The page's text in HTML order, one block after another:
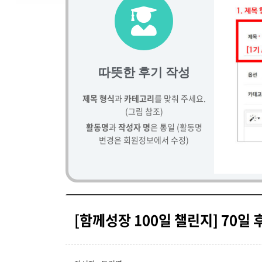
따뜻한 후기 작성
제목 형식과카테고리를 맞춰 주세요.
(그림 참조)
활동명과작성자 명은 통일 (활동명
변경은 회원정보에서 수정)
[함께성장 100일 챌린지] 70일